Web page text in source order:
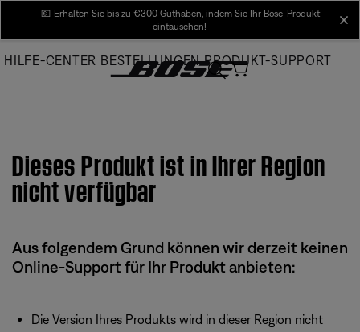
Main
💶 Erhalten Sie bis zu €300 Guthaben, indem Sie Ihr Bose-Produkt
eintauschen!
HILFE-CENTER BESTELLUNGEN PRODUKT-SUPPORT
Dieses Produkt ist in Ihrer Region
nicht verfügbar
Aus folgendem Grund können wir derzeit keinen
Online-Support für Ihr Produkt anbieten:
Die Version Ihres Produkts wird in dieser Region nicht